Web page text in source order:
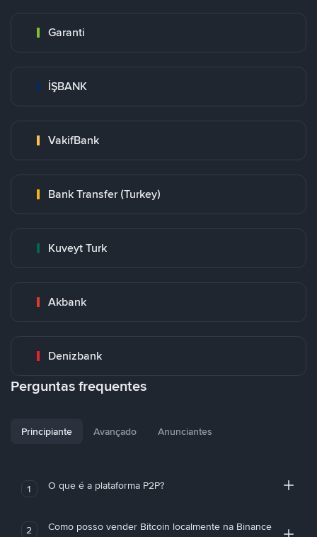
Garanti
İŞBANK
VakifBank
Bank Transfer (Turkey)
Kuveyt Turk
Akbank
Denizbank
Perguntas frequentes
Principiante Avançado Anunciantes
1 O que é a plataforma P2P?
2
Como posso vender Bitcoin localmente na Binance